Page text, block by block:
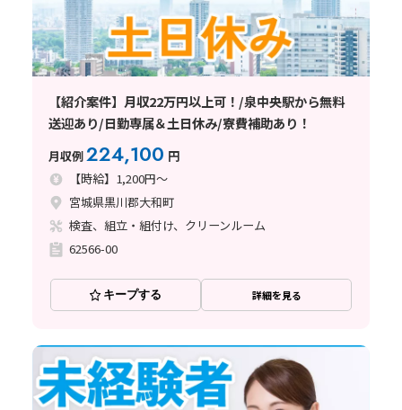
【紹介案件】月収22万円以上可！/泉中央駅から無料
送迎あり/日勤専属＆土日休み/寮費補助あり！
月収例224,100 円
【時給】1,200円～
宮城県黒川郡大和町
検査、組立・組付け、クリーンルーム
62566-00
キープする 詳細を見る